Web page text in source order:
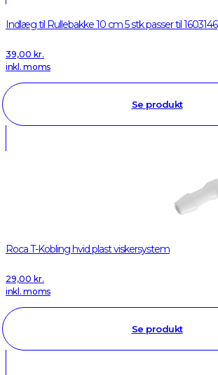
Indlæg til Rullebakke 10 cm 5 stk passer til 1603146
39,00 kr.
inkl. moms
Se produkt
Roca T-Kobling hvid plast viskersystem
29,00 kr.
inkl. moms
Se produkt